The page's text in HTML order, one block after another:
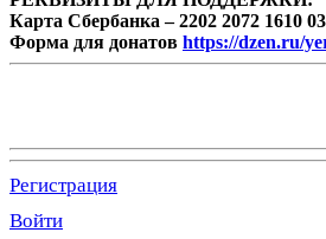
Карта Сбербанка – 2202 2072 1610
Форма для донатов https://dzen.ru/
Регистрация
Войти